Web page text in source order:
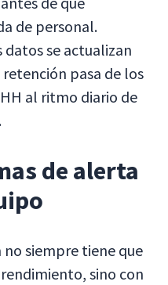
de personal.
datos se actualizan
pasa de los
al ritmo diario de
de alerta
siempre tiene que
sino con